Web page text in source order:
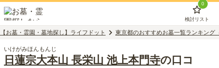
0
検討リスト
【お墓・霊園・墓地探し】ライフドット 東京都のおすすめお墓一覧ランキング
いけがみほんもんじ
日蓮宗大本山 長栄山 池上本門寺の口コ